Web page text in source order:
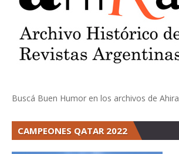
Buscá Buen Humor en los archivos de Ahira
CAMPEONES QATAR 2022